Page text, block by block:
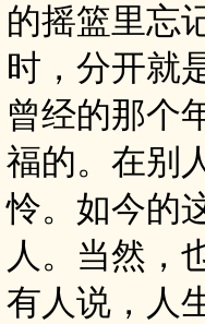
的摇篮里忘
时，分开就
曾经的那个
福的。在别
怜。如今的
人。当然，
有人说，人